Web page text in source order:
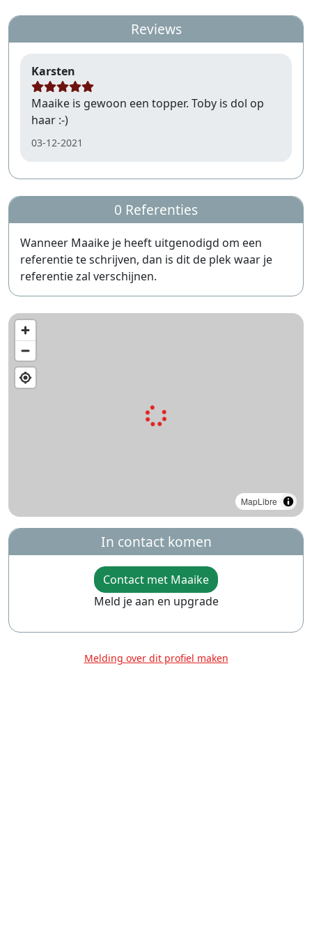
Reviews
Karsten
Maaike is gewoon een topper. Toby is dol op
haar :-)
03-12-2021
0 Referenties
Wanneer Maaike je heeft uitgenodigd om een
referentie te schrijven, dan is dit de plek waar je
referentie zal verschijnen.
MapLibre
In contact komen
Contact met Maaike
Meld je aan en upgrade
Melding over dit profiel maken